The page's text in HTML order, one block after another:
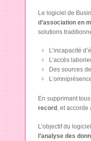
Le logiciel de
d’association en
solutions
L’incapacité
L’accès
Des sources
En supprimant
record, et accorde
L’objectif du
l’analyse des